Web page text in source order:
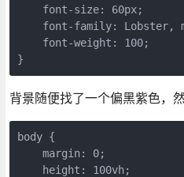
    font-size: 60px;
font-family: Lobster,
    font-weight: 100;
背景随便找了一个偏黑紫色，
body {
    margin: 0;
    height: 100vh;